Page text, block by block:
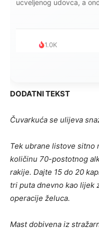
ucveljenog udovca, a
1.0K
DODATNI TEKST
Čuvarkuća se ulijeva
Tek ubrane listove sitno
količinu 70-postotnog
rakije. Dajte 15 do 20
tri puta dnevno kao lijek
operacije želuca.
Mast dobivena iz